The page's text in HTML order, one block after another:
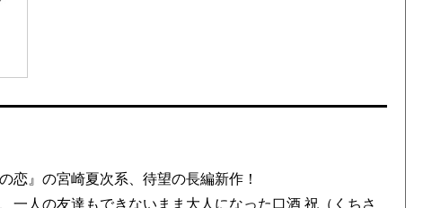
恋』の宮崎夏次系、待望の長編新作！
一人の友達もできないまま大人になった口酒 祝（くちさ